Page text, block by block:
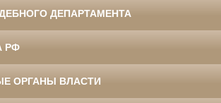
ДЕПАРТАМЕНТА
РФ
ОРГАНЫ ВЛАСТИ